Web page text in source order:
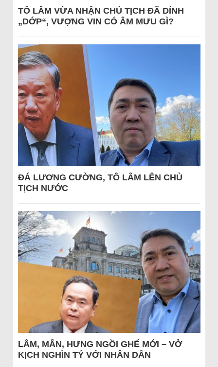
TÔ LÂM VỪA NHẬN CHỦ TỊCH ĐÃ DÍNH
„DỚP“, VƯỢNG VIN CÓ ÂM MƯU GÌ?
ĐÁ LƯƠNG CƯỜNG, TÔ LÂM LÊN CHỦ
TỊCH NƯỚC
LÂM, MẪN, HƯNG NGỒI GHẾ MỚI – VỞ
KỊCH NGHÌN TỶ VỚI NHÂN DÂN